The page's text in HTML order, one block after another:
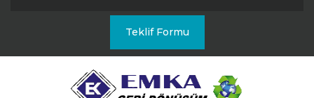
Teklif Formu